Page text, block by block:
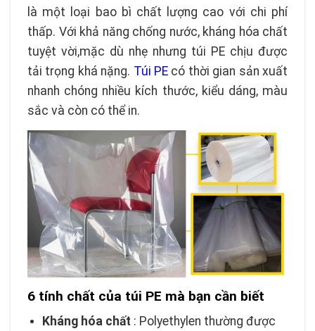
là một loại bao bì chất lượng cao với chi phí
thấp. Với khả năng chống nước, kháng hóa chất
tuyệt vời,mặc dù nhẹ nhưng túi PE chịu được
tải trọng khá nặng. Túi PE có thời gian sản xuất
nhanh chóng nhiều kích thước, kiểu dáng, màu
sắc và còn có thể in.
6 tính chất của túi PE mà bạn cần biết
Kháng hóa chất : Polyethylen thường được